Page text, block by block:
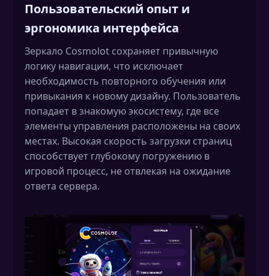
Пользовательский опыт и
эргономика интерфейса
Зеркало Cosmolot сохраняет привычную
логику навигации, что исключает
необходимость повторного обучения или
привыкания к новому дизайну. Пользователь
попадает в знакомую экосистему, где все
элементы управления расположены на своих
местах. Высокая скорость загрузки страниц
способствует глубокому погружению в
игровой процесс, не отвлекая на ожидание
ответа сервера.